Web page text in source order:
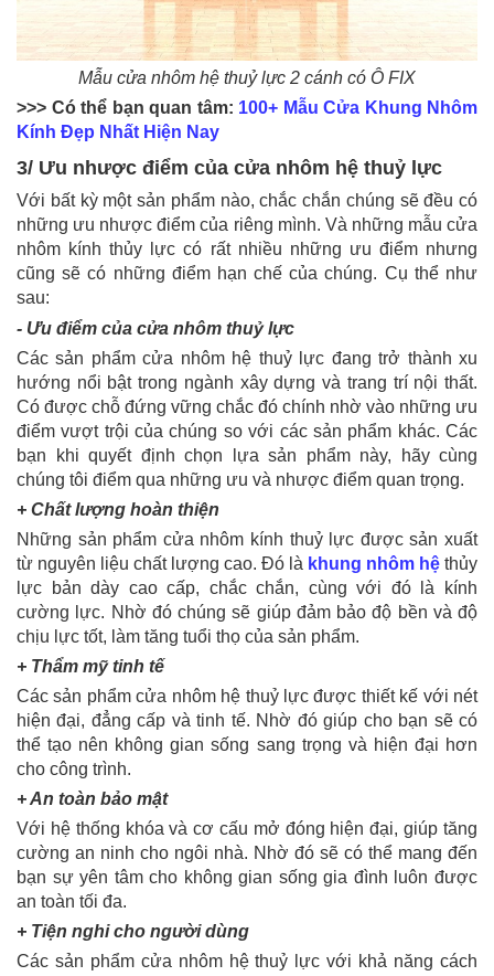
Mẫu cửa nhôm hệ thuỷ lực 2 cánh có Ô FIX
>>> Có thể bạn quan tâm: 100+ Mẫu Cửa Khung Nhôm
Kính Đẹp Nhất Hiện Nay
3/ Ưu nhược điểm của cửa nhôm hệ thuỷ lực
Với bất kỳ một sản phẩm nào, chắc chắn chúng sẽ đều có
những ưu nhược điểm của riêng mình. Và những mẫu cửa
nhôm kính thủy lực có rất nhiều những ưu điểm nhưng
cũng sẽ có những điểm hạn chế của chúng. Cụ thể như
sau:
- Ưu điểm của cửa nhôm thuỷ lực
Các sản phẩm cửa nhôm hệ thuỷ lực đang trở thành xu
hướng nổi bật trong ngành xây dựng và trang trí nội thất.
Có được chỗ đứng vững chắc đó chính nhờ vào những ưu
điểm vượt trội của chúng so với các sản phẩm khác. Các
bạn khi quyết định chọn lựa sản phẩm này, hãy cùng
chúng tôi điểm qua những ưu và nhược điểm quan trọng.
+ Chất lượng hoàn thiện
Những sản phẩm cửa nhôm kính thuỷ lực được sản xuất
từ nguyên liệu chất lượng cao. Đó là khung nhôm hệ thủy
lực bản dày cao cấp, chắc chắn, cùng với đó là kính
cường lực. Nhờ đó chúng sẽ giúp đảm bảo độ bền và độ
chịu lực tốt, làm tăng tuổi thọ của sản phẩm.
+ Thẩm mỹ tinh tế
Các sản phẩm cửa nhôm hệ thuỷ lực được thiết kế với nét
hiện đại, đẳng cấp và tinh tế. Nhờ đó giúp cho bạn sẽ có
thể tạo nên không gian sống sang trọng và hiện đại hơn
cho công trình.
+ An toàn bảo mật
Với hệ thống khóa và cơ cấu mở đóng hiện đại, giúp tăng
cường an ninh cho ngôi nhà. Nhờ đó sẽ có thể mang đến
bạn sự yên tâm cho không gian sống gia đình luôn được
an toàn tối đa.
+ Tiện nghi cho người dùng
Các sản phẩm cửa nhôm hệ thuỷ lực với khả năng cách